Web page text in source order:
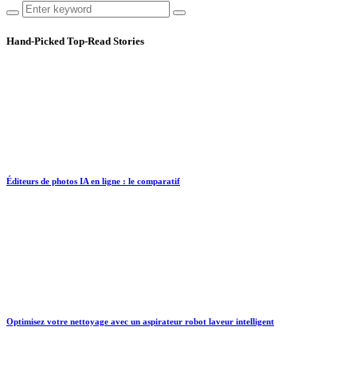
Hand-Picked Top-Read Stories
Éditeurs de photos IA en ligne : le comparatif
Optimisez votre nettoyage avec un aspirateur robot laveur intelligent